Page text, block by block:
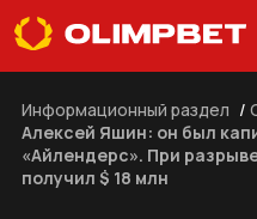
Информационный раздел /
Алексей Яшин: он был
«Айлендерс». При
получил $ 18 млн